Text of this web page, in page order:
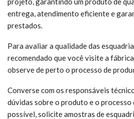
entrega, atendimento eficiente e
prestados.
Para avaliar a qualidade das
recomendado que você visite a
observe de perto o processo de
Converse com os responsáveis
dúvidas sobre o produto e o processo
possível, solicite amostras de